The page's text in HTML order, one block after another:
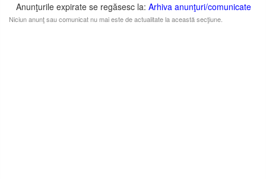
Anunţurile expirate se regăsesc la: Arhiva anunţuri/comunicate
Niciun anunţ sau comunicat nu mai este de actualitate la această secţiune.